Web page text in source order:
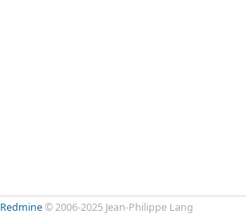
Redmine© 2006-2025 Jean-Philippe Lang